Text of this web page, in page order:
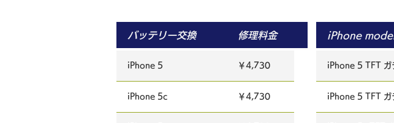
バッテリー交換 修理料金
iPhone 5 ￥4,730
iPhone 5c ￥4,730
iPhone
iPhone 5 TFT ガ
iPhone 5 TFT ガ